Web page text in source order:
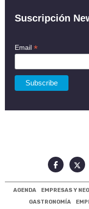
Suscripción
Email *
AGENDA EMPRESAS Y
GASTRONOMÍA